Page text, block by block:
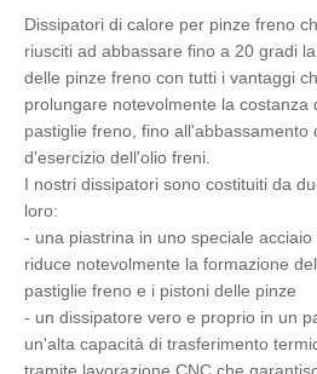
Dissipatori di calore per pinze freno
riusciti ad abbassare fino a 20 gradi
delle pinze freno con tutti i vantaggi
prolungare notevolmente la costanza
pastiglie freno, fino all'abbassamento
d'esercizio dell'olio freni.
I nostri dissipatori sono costituiti da
loro:
- una piastrina in uno speciale
riduce notevolmente la formazione
pastiglie freno e i pistoni delle pinze
- un dissipatore vero e proprio in un
un'alta capacità di trasferimento